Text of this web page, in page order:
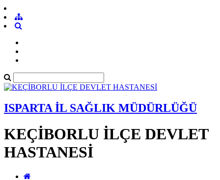
ISPARTA İL SAĞLIK MÜDÜRLÜĞÜ
KEÇİBORLU İLÇE DEVLET
HASTANESİ